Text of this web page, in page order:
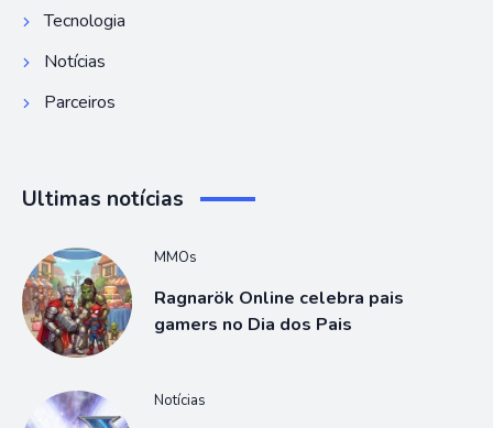
Tecnologia
Notícias
Parceiros
Ultimas notícias
MMOs
Ragnarök Online celebra pais
gamers no Dia dos Pais
Notícias